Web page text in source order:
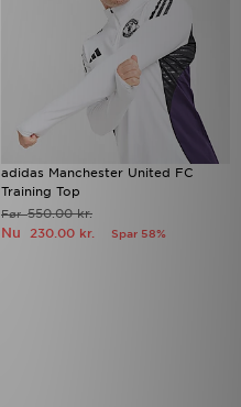
adidas Manchester United FC
Training Top
Før550.00 kr.
Nu 230.00 kr. Spar 58%